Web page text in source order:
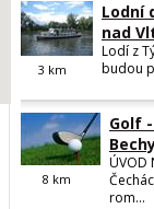
3 km
Lodní
nad
Lodí z
budou
8 km
Golf
ÚVOD
rom...